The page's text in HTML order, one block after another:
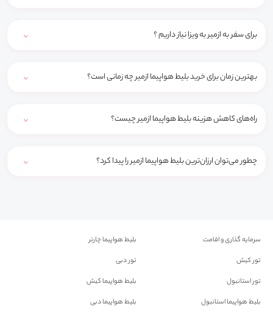
برای سفر به ازمیر به ویزا نیاز داریم ؟
بهترین زمان برای خرید بلیط هواپیما ازمیر چه زمانی است؟
راه‌های کاهش هزینه بلیط هواپیما ازمیر چیست؟
چطور می‌توان ارزان‌ترین بلیط هواپیما ازمیر را پیدا کرد؟
سرمایه گذاری و اقامت
بلیط هواپیما چارتر
تور کیش
تور دبی
تور استانبول
بلیط هواپیما کیش
بلیط هواپیما استانبول
بلیط هواپیما دبی